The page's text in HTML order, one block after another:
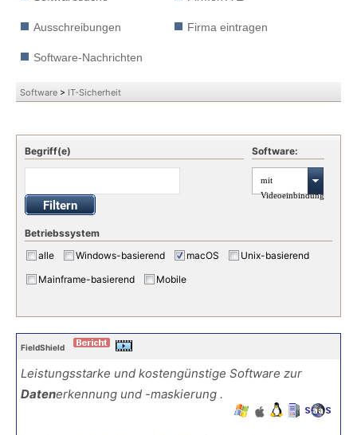
Ausschreibungen Firma eintragen
Software-Nachrichten
Software > IT-Sicherheit
Begriff(e) Software:
mit
Videoeinbindung
Betriebssystem
alle
Windows-basierend macOS
Unix-basierend
Mainframe-basierend
Mobile
FieldShield
Leistungsstarke und kostengünstige Software zur
Datenerkennung und -maskierung .